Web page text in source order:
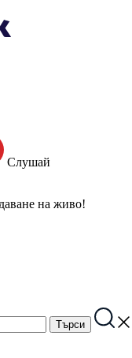
Слушай
на живо!